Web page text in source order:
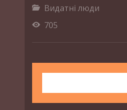
Видатні люди
705